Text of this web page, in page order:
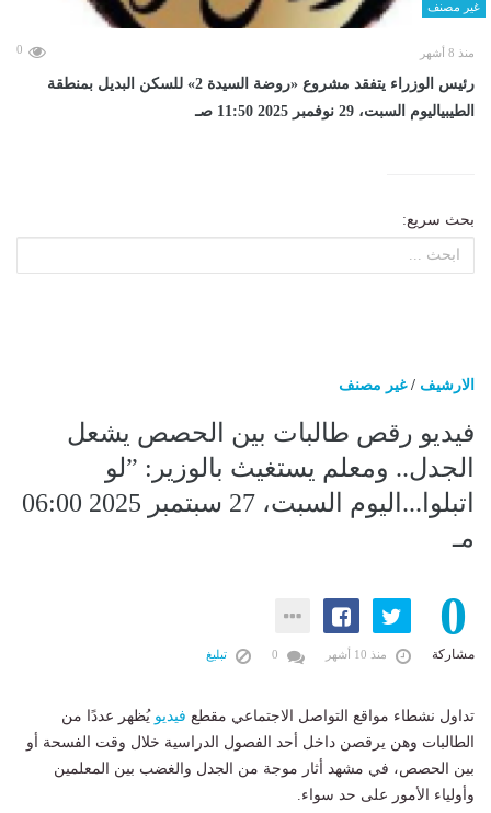
غير مصنف
منذ 8 أشهر 0
رئيس الوزراء يتفقد مشروع «روضة السيدة 2» للسكن البديل بمنطقة
الطيبياليوم السبت، 29 نوفمبر 2025 11:50 صـ
بحث سريع:
الارشيف /غير مصنف
فيديو رقص طالبات بين الحصص يشعل
الجدل.. ومعلم يستغيث بالوزير: ”لو
اتبلوا...اليوم السبت، 27 سبتمبر 2025 06:00
مـ
0
مشاركة منذ 10 أشهر تبليغ
تداول نشطاء مواقع التواصل الاجتماعي مقطع فيديو يُظهر عددًا من
الطالبات وهن يرقصن داخل أحد الفصول الدراسية خلال وقت الفسحة أو
بين الحصص، في مشهد أثار موجة من الجدل والغضب بين المعلمين
وأولياء الأمور على حد سواء.